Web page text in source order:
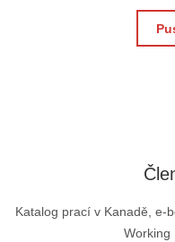
Katalog prací v Kanadě, e-
Working